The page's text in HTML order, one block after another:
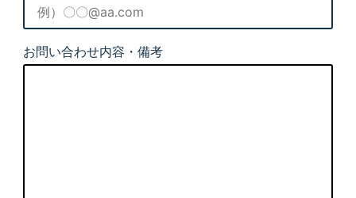
お問い合わせ内容・備考